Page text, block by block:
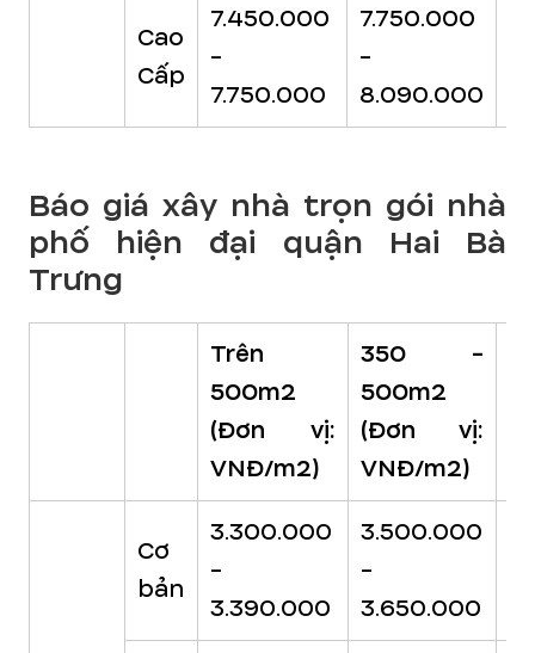
Cao
Cấp
7.450.000
-
7.750.000
7.750.000
-
8.090.000
Báo giá xây nhà trọn gói nhà
phố hiện đại quận Hai Bà
Trưng
Trên
500m2
(Đơn vị:
VNĐ/m2)
350 -
500m2
(Đơn vị:
VNĐ/m2)
Cơ
bản
3.300.000
-
3.390.000
3.500.000
-
3.650.000